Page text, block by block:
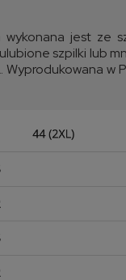
jest ze
szpilki lub
w